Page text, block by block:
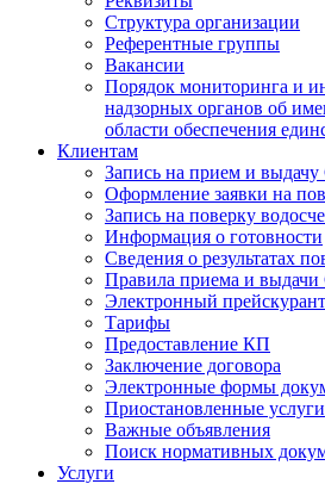
Структура организации
Референтные группы
Вакансии
Порядок мониторинга и
надзорных органов об
области обеспечения
Клиентам
Запись на прием и
Оформление заявки на
Запись на поверку
Информация о готовности
Сведения о результатах
Правила приема и
Электронный прейскурант
Тарифы
Предоставление КП
Заключение договора
Электронные формы
Приостановленные услуги
Важные объявления
Поиск нормативных
Услуги